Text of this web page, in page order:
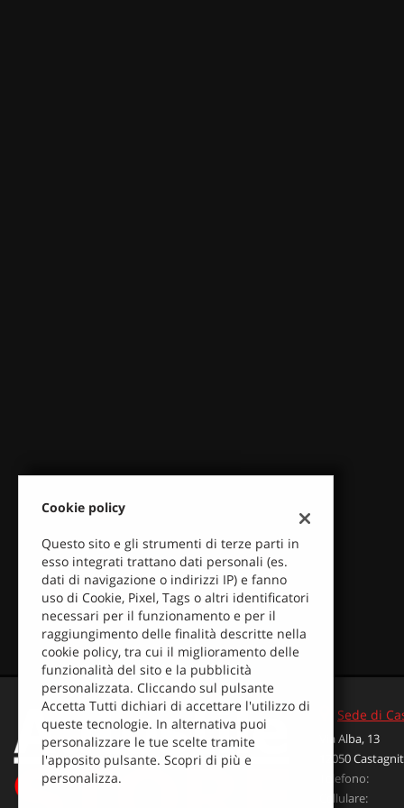
Sede di
Via Alba, 13
12050
Telefono:
Cellulare:
Cookie policy
Questo sito e gli strumenti di terze parti in
esso integrati trattano dati personali (es.
dati di navigazione o indirizzi IP) e fanno
uso di Cookie, Pixel, Tags o altri identificatori
necessari per il funzionamento e per il
raggiungimento delle finalità descritte nella
cookie policy, tra cui il miglioramento delle
funzionalità del sito e la pubblicità
personalizzata. Cliccando sul pulsante
Accetta Tutti dichiari di accettare l'utilizzo di
queste tecnologie. In alternativa puoi
personalizzare le tue scelte tramite
l'apposito pulsante. Scopri di più e
personalizza.
Leggi
la